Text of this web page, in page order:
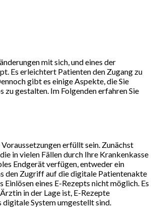
mit sich, und eines der
Es erleichtert Patienten den Zugang zu
gibt es einige Aspekte, die Sie
zu gestalten. Im Folgenden erfahren Sie
erfüllt sein. Zunächst
in vielen Fällen durch Ihre Krankenkasse
Endgerät verfügen, entweder ein
den Zugriff auf die digitale Patientenakte
eines E-Rezepts nicht möglich. Es
in der Lage ist, E-Rezepte
System umgestellt sind.